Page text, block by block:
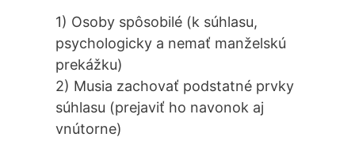
1) Osoby spôsobilé (k súhlasu,
psychologicky a nemať manželskú
prekážku)
2) Musia zachovať podstatné prvky
súhlasu (prejaviť ho navonok aj
vnútorne)